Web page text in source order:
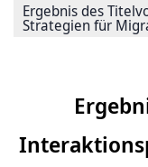
Ergebnis des
Strategien für